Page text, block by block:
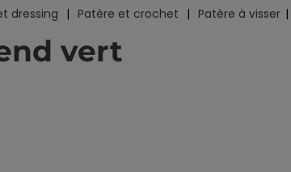
dressing Patère et crochet Patère à visser
vert